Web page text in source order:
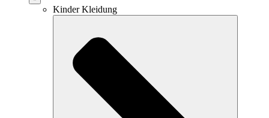
Kinder Kleidung